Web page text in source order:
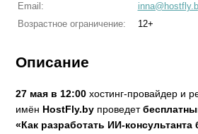
Email:
Возрастное ограничение:
12+
Описание
27 мая в 12:00 хостинг‑провайдер и
имён HostFly.by проведет
«Как разработать ИИ‑консультанта